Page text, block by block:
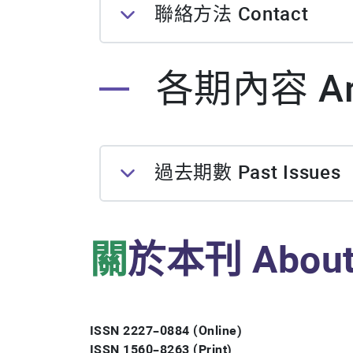
聯絡方法 Contact
各期內容
過去期數 Past Issues
關於本刊
ISSN 2227–0884 (Online)